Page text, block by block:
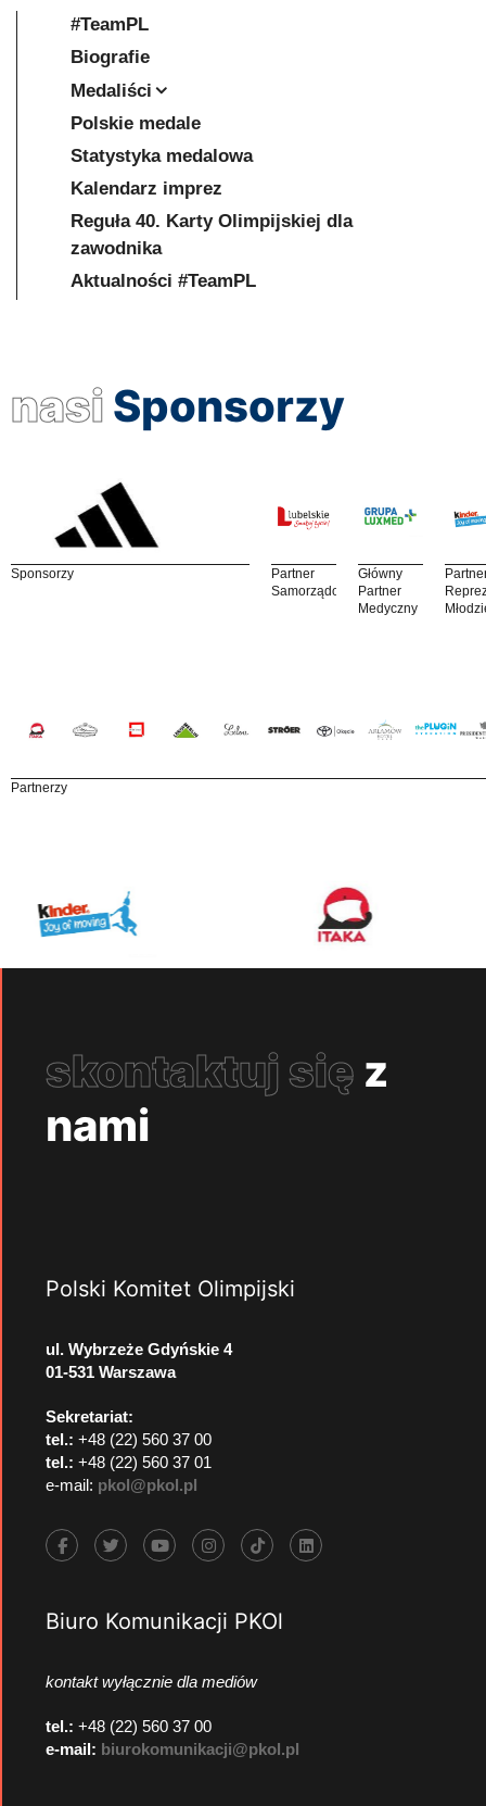
#TeamPL
Biografie
Medaliści
Polskie medale
Statystyka medalowa
Kalendarz imprez
Reguła 40. Karty Olimpijskiej dla
zawodnika
Aktualności #TeamPL
nasi Sponsorzy
Sponsorzy
Partner
Samorządowy
Główny
Partner
Medyczny
Partnerzy
skontaktuj się z
nami
Polski Komitet Olimpijski
ul. Wybrzeże Gdyńskie 4
01-531 Warszawa
Sekretariat:
tel.: +48 (22) 560 37 00
tel.: +48 (22) 560 37 01
e-mail: pkol@pkol.pl
Biuro Komunikacji PKOl
kontakt wyłącznie dla mediów
tel.: +48 (22) 560 37 00
e-mail: biurokomunikacji@pkol.pl